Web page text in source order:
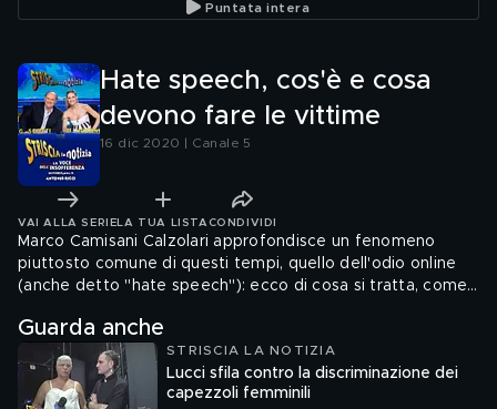
Puntata intera
Hate speech, cos'è e cosa
devono fare le vittime
16 dic 2020 | Canale 5
VAI ALLA SERIE LA TUA LISTA CONDIVIDI
Marco Camisani Calzolari approfondisce un fenomeno
piuttosto comune di questi tempi, quello dell'odio online
(anche detto "hate speech"): ecco di cosa si tratta, come
Guarda anche
STRISCIA LA NOTIZIA
Lucci sfila contro la discriminazione dei
capezzoli femminili